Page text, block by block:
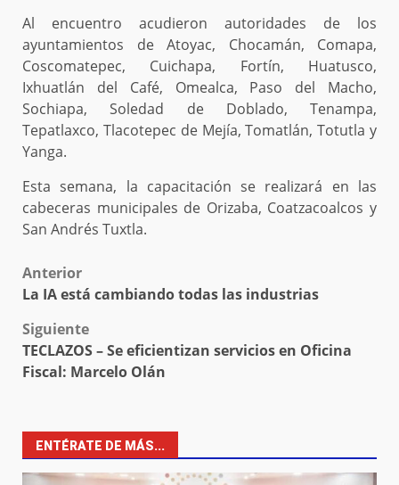
Al encuentro acudieron autoridades de los
ayuntamientos de Atoyac, Chocamán, Comapa,
Coscomatepec, Cuichapa, Fortín, Huatusco,
Ixhuatlán del Café, Omealca, Paso del Macho,
Sochiapa, Soledad de Doblado, Tenampa,
Tepatlaxco, Tlacotepec de Mejía, Tomatlán, Totutla y
Yanga.
Esta semana, la capacitación se realizará en las
cabeceras municipales de Orizaba, Coatzacoalcos y
San Andrés Tuxtla.
Post
Anterior
La IA está cambiando todas las industrias
Siguiente
TECLAZOS – Se eficientizan servicios en Oficina
Fiscal: Marcelo Olán
ENTÉRATE DE MÁS...